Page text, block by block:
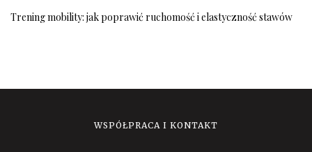
Trening mobility: jak poprawić ruchomość i elastyczność stawów
WSPÓŁPRACA I KONTAKT